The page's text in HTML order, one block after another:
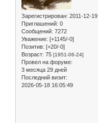
Зарегистрирован: 2011-12-19
Приглашений: 0
Сообщений: 7272
Уважение: [+1145/-0]
Позитив: [+20/-0]
Возраст: 75 [1951-06-24]
Провел на форуме:
3 месяца 29 дней
Последний визит:
2026-05-18 16:05:49